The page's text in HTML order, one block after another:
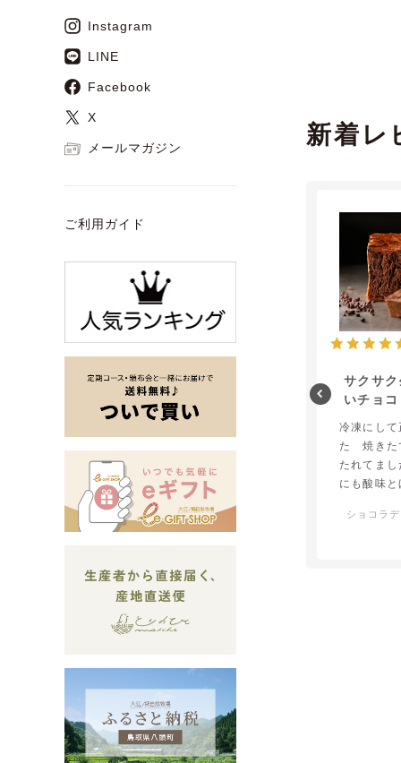
Instagram
LINE
Facebook
X
メールマガジン
ご利用ガイド
新着レ
サクサ
いチョ
がピー
冷凍にし
た 焼きた
たれてま
にも酸味
ショコラ